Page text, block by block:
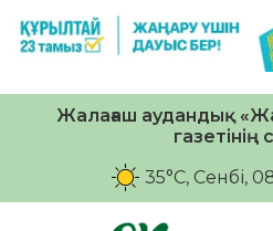
Жалағаш аудандық
газетінің
35°C, Сенбі,